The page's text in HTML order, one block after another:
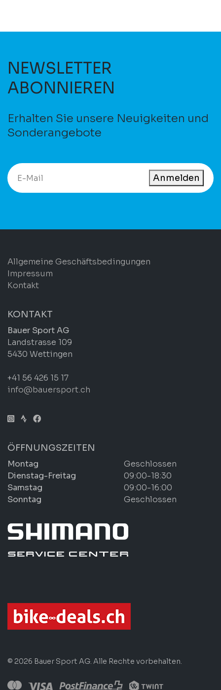
NEWSLETTER
ABONNIEREN
Erhalten Sie unsere Neuigkeiten und
Sonderangebote
Anmelden
Allgemeine Geschäftsbedingungen
Impressum
Kontakt
KONTAKT
Bauer Sport AG
Landstrasse 109
5430 Wettingen
+41 56 426 15 17
info@bauersport.ch
ÖFFNUNGSZEITEN
Montag
Geschlossen
Dienstag-Freitag
09:00-18:30
Samstag
09:00-16:00
Sonntag
Geschlossen
© 2026 Bauer Sport AG. Alle Rechte vorbehalten.